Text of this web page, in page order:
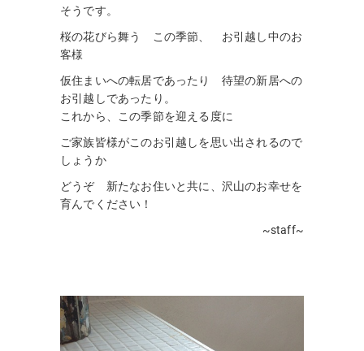
そうです。
桜の花びら舞う この季節、 お引越し中のお
客様
仮住まいへの転居であったり 待望の新居への
お引越しであったり。
これから、この季節を迎える度に
ご家族皆様がこのお引越しを思い出されるので
しょうか
どうぞ 新たなお住いと共に、沢山のお幸せを
育んでください！
~staff~